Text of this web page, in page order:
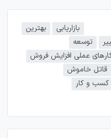
بازاریابی
بهترین
توسعه
عملی افزایش فروش
قاتل خاموش
کسب و کار